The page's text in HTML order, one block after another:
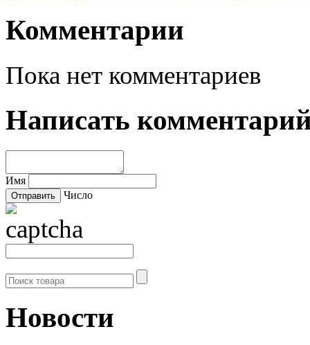
Комментарии
Пока нет комментариев
Написать
Имя
Число
Новости